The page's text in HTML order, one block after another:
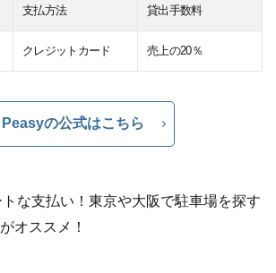
支払方法 貸出手数料
クレジットカード 売上の20％
Peasyの公式はこちら
な支払い！東京や大阪で駐車場を探す
オススメ！